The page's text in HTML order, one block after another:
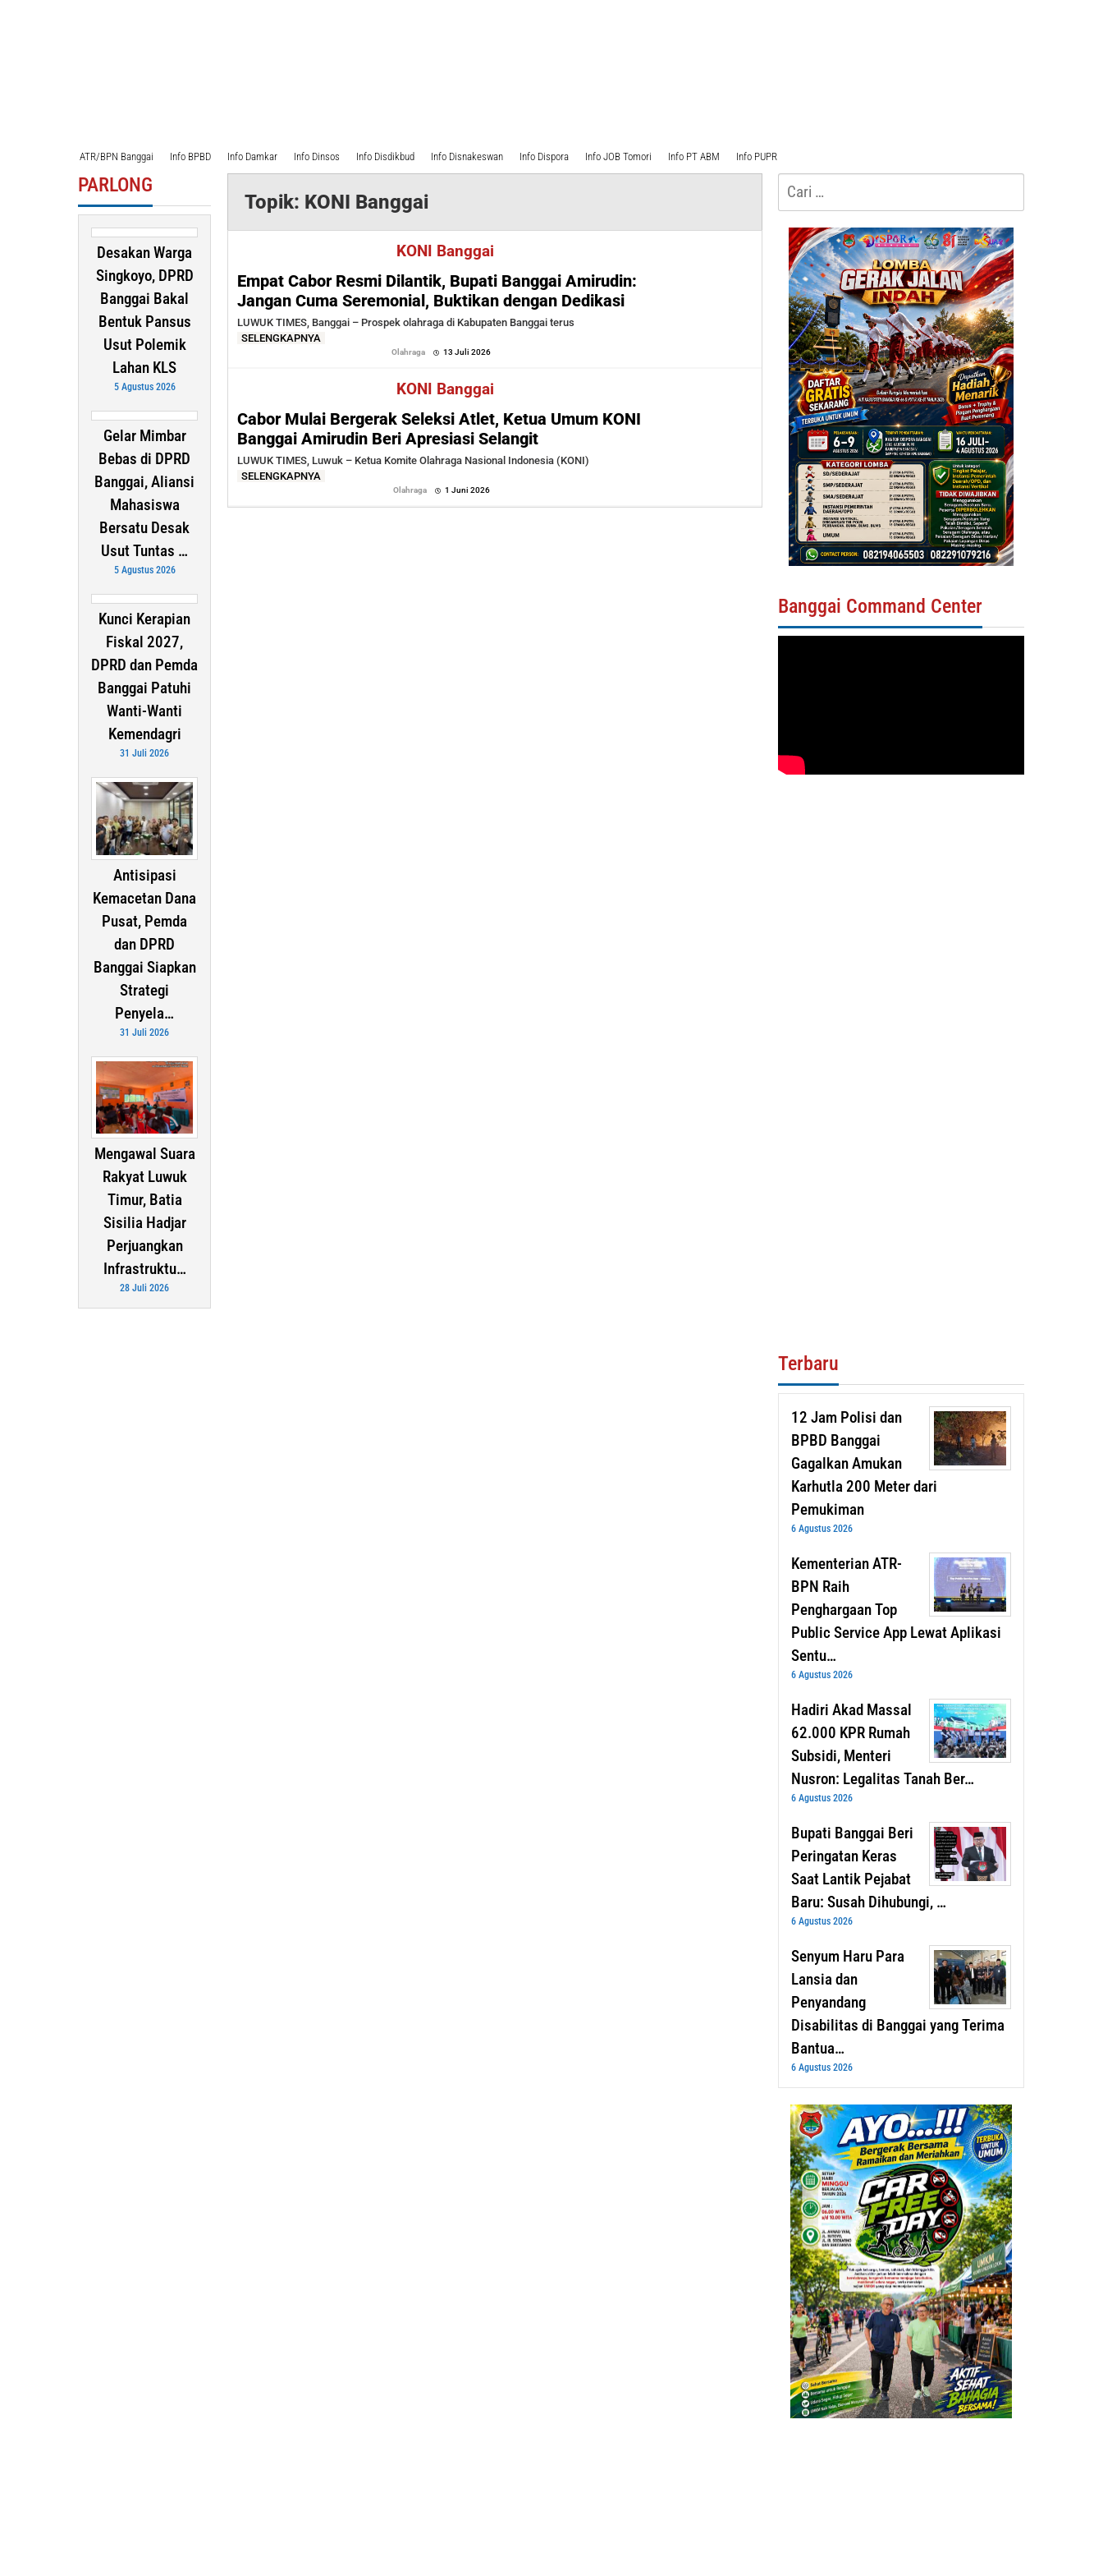
ATR/BPN Banggai Info BPBD Info Damkar Info Dinsos Info Disdikbud Info Disnakeswan Info Dispora Info JOB Tomori Info PT ABM Info PUPR
PARLONG
Desakan Warga
Singkoyo, DPRD
Banggai Bakal
Bentuk Pansus
Usut Polemik
Lahan KLS
5 Agustus 2026
Gelar Mimbar
Bebas di DPRD
Banggai, Aliansi
Mahasiswa
Bersatu Desak
Usut Tuntas …
5 Agustus 2026
Kunci Kerapian
Fiskal 2027,
DPRD dan Pemda
Banggai Patuhi
Wanti-Wanti
Kemendagri
31 Juli 2026
Antisipasi
Kemacetan Dana
Pusat, Pemda
dan DPRD
Banggai Siapkan
Strategi
Penyela…
31 Juli 2026
Mengawal Suara
Rakyat Luwuk
Timur, Batia
Sisilia Hadjar
Perjuangkan
Infrastruktu…
28 Juli 2026
Topik: KONI Banggai
KONI Banggai
Empat Cabor Resmi Dilantik, Bupati Banggai Amirudin:
Jangan Cuma Seremonial, Buktikan dengan Dedikasi
LUWUK TIMES, Banggai – Prospek olahraga di Kabupaten Banggai terus
SELENGKAPNYA
Olahraga 13 Juli 2026
KONI Banggai
Cabor Mulai Bergerak Seleksi Atlet, Ketua Umum KONI
Banggai Amirudin Beri Apresiasi Selangit
LUWUK TIMES, Luwuk – Ketua Komite Olahraga Nasional Indonesia (KONI)
SELENGKAPNYA
Olahraga 1 Juni 2026
Cari
untuk:
Banggai Command Center
Terbaru
12 Jam Polisi dan
BPBD Banggai
Gagalkan Amukan
Karhutla 200 Meter dari
Pemukiman
6 Agustus 2026
Kementerian ATR-
BPN Raih
Penghargaan Top
Public Service App Lewat Aplikasi
Sentu…
6 Agustus 2026
Hadiri Akad Massal
62.000 KPR Rumah
Subsidi, Menteri
Nusron: Legalitas Tanah Ber…
6 Agustus 2026
Bupati Banggai Beri
Peringatan Keras
Saat Lantik Pejabat
Baru: Susah Dihubungi, …
6 Agustus 2026
Senyum Haru Para
Lansia dan
Penyandang
Disabilitas di Banggai yang Terima
Bantua…
6 Agustus 2026